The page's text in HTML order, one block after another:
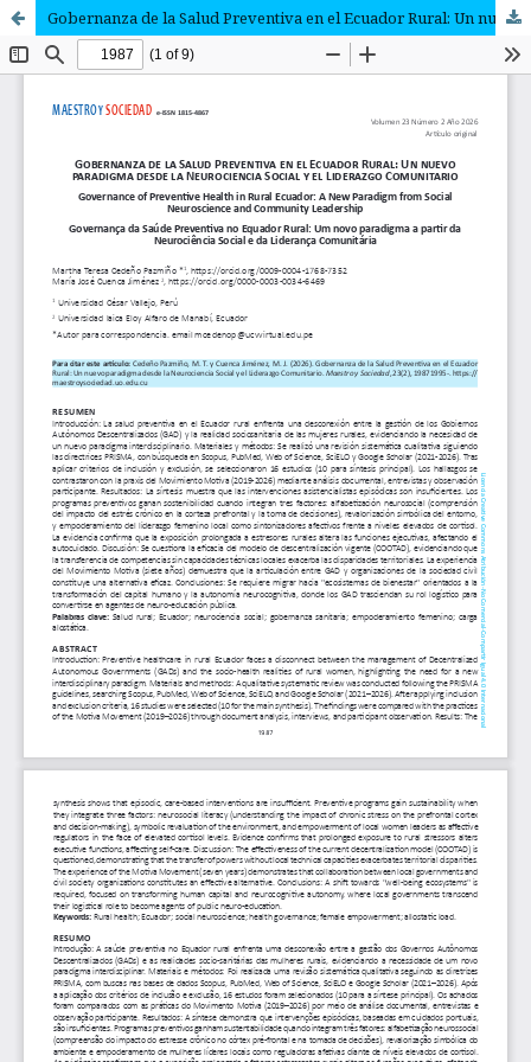
Gobernanza de la Salud Preventiva en el Ecuador Rural: Un nuevo paradigma desde la Neurociencia Social y el Liderazgo Comunitario